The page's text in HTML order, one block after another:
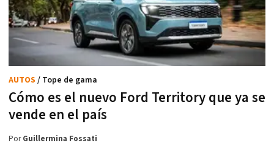
Cómo es el nuevo Ford Territory que ya se
vende en el país
AUTOS / Tope de gama
PorGuillermina Fossati